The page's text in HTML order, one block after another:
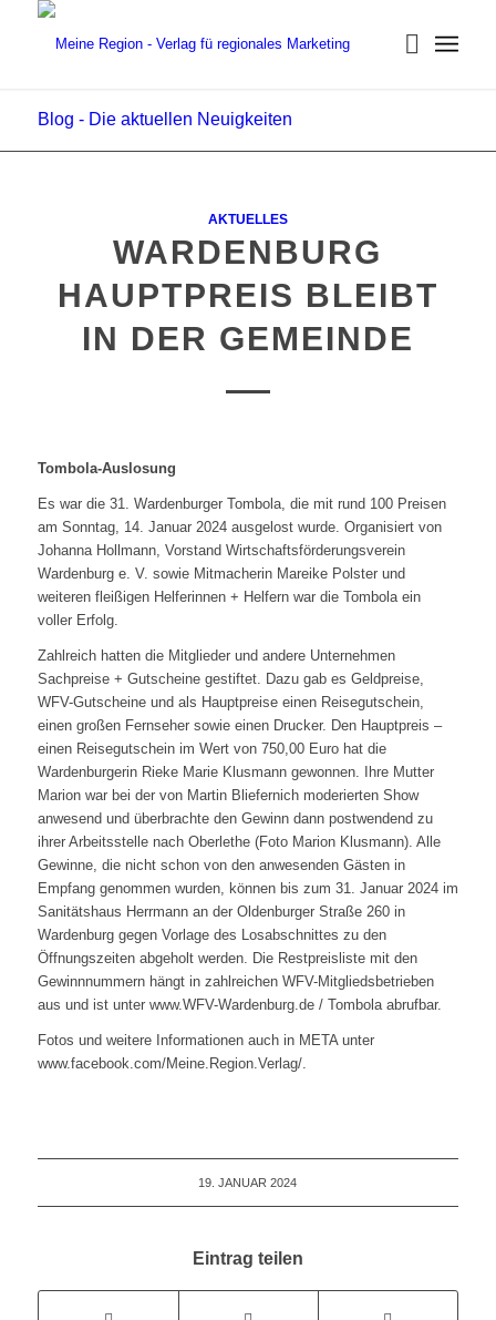
Blog - Die aktuellen Neuigkeiten
AKTUELLES
WARDENBURG
HAUPTPREIS BLEIBT
IN DER GEMEINDE
Tombola-Auslosung
Es war die 31. Wardenburger Tombola, die mit rund 100 Preisen
am Sonntag, 14. Januar 2024 ausgelost wurde. Organisiert von
Johanna Hollmann, Vorstand Wirtschaftsförderungsverein
Wardenburg e. V. sowie Mitmacherin Mareike Polster und
weiteren fleißigen Helferinnen + Helfern war die Tombola ein
voller Erfolg.
Zahlreich hatten die Mitglieder und andere Unternehmen
Sachpreise + Gutscheine gestiftet. Dazu gab es Geldpreise,
WFV-Gutscheine und als Hauptpreise einen Reisegutschein,
einen großen Fernseher sowie einen Drucker. Den Hauptpreis –
einen Reisegutschein im Wert von 750,00 Euro hat die
Wardenburgerin Rieke Marie Klusmann gewonnen. Ihre Mutter
Marion war bei der von Martin Bliefernich moderierten Show
anwesend und überbrachte den Gewinn dann postwendend zu
ihrer Arbeitsstelle nach Oberlethe (Foto Marion Klusmann). Alle
Gewinne, die nicht schon von den anwesenden Gästen in
Empfang genommen wurden, können bis zum 31. Januar 2024 im
Sanitätshaus Herrmann an der Oldenburger Straße 260 in
Wardenburg gegen Vorlage des Losabschnittes zu den
Öffnungszeiten abgeholt werden. Die Restpreisliste mit den
Gewinnnummern hängt in zahlreichen WFV-Mitgliedsbetrieben
aus und ist unter www.WFV-Wardenburg.de / Tombola abrufbar.
Fotos und weitere Informationen auch in META unter
www.facebook.com/Meine.Region.Verlag/.
19. JANUAR 2024
Eintrag teilen